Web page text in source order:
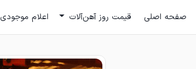
صفحه اصلی قیمت روز آهن‌آلات اعلام موجودی